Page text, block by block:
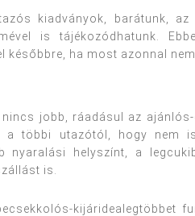
kiadványok, barátunk,
is tájékozódhatunk.
későbbre, ha most azonnal
jobb, ráadásul az
a többi utazótól, hogy nem
nyaralási helyszínt, a
is.
kijáridealegtöbbet